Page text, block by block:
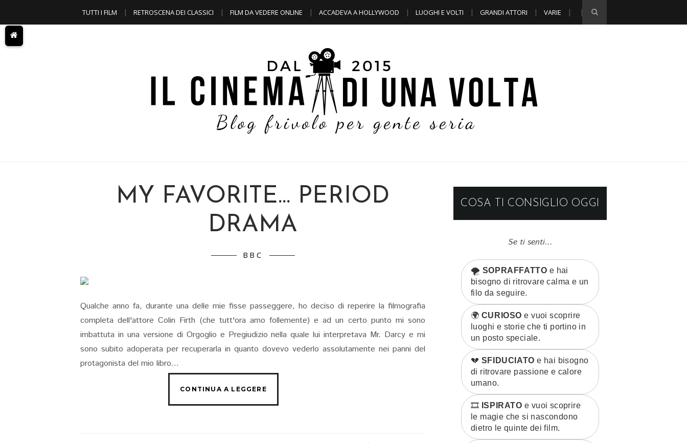
TUTTI I FILM RETROSCENA DEI CLASSICI FILM DA VEDERE ONLINE ACCADEVA A HOLLYWOOD LUOGHI E VOLTI GRANDI ATTORI VARIE
MY FAVORITE... PERIOD
DRAMA
BBC
Qualche anno fa, durante una delle mie fisse passeggere, ho deciso di reperire la filmografia
completa dell'attore Colin Firth (che tutt'ora amo follemente) e ad un certo punto mi sono
imbattuta in una versione di Orgoglio e Pregiudizio nella quale lui interpretava Mr. Darcy e mi
sono subito adoperata per recuperarla in quanto dovevo vederlo assolutamente nei panni del
protagonista del mio libro...
COSA TI CONSIGLIO OGGI
Se ti senti...
🌪️ SOPRAFFATTO e hai
bisogno di ritrovare calma e un
filo da seguire.
🌍 CURIOSO e vuoi scoprire
luoghi e storie che ti portino in
un posto speciale.
💔 SFIDUCIATO e hai bisogno
di ritrovare passione e calore
umano.
🎞️ ISPIRATO e vuoi scoprire
le magie che si nascondono
dietro le quinte dei film.